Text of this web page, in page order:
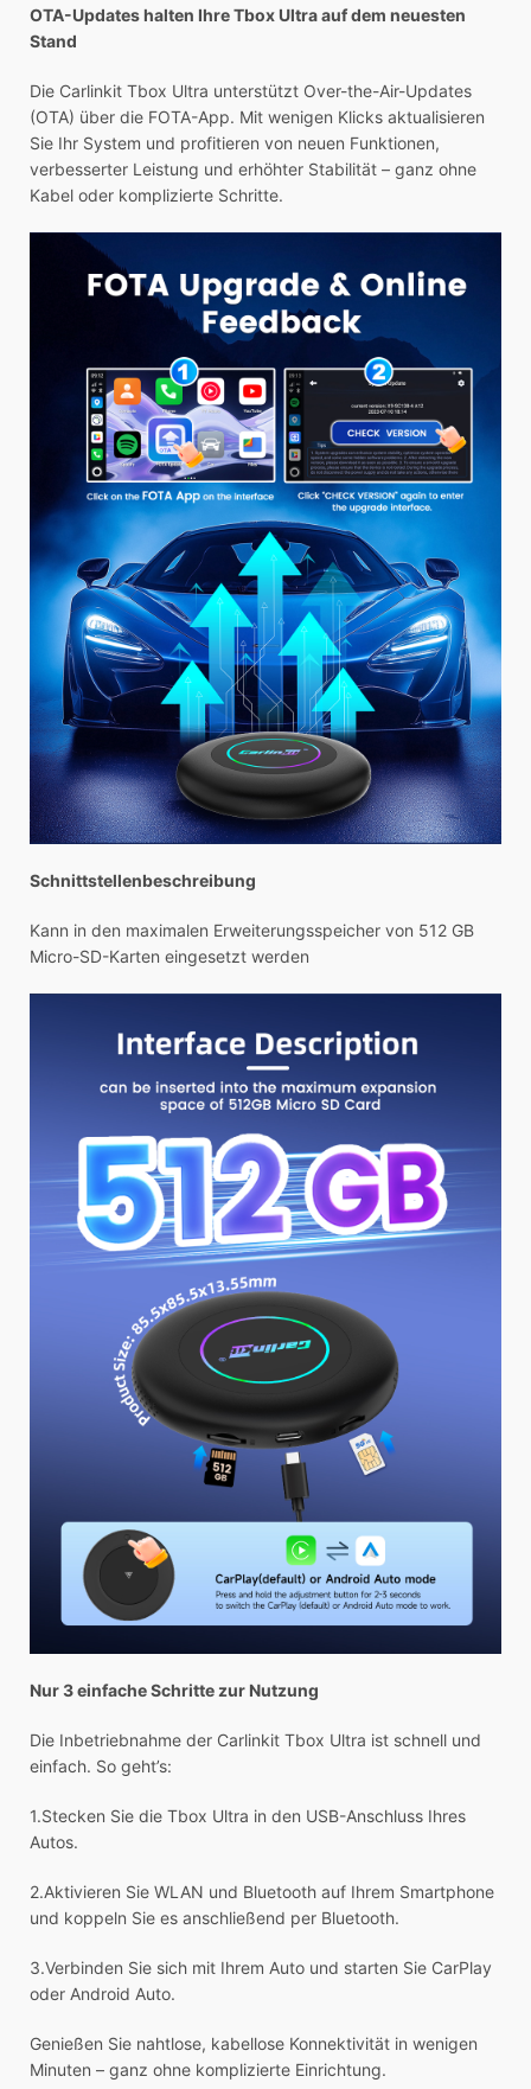
OTA-Updates halten Ihre Tbox Ultra auf dem neuesten
Stand
Die Carlinkit Tbox Ultra unterstützt Over-the-Air-Updates
(OTA) über die FOTA-App. Mit wenigen Klicks aktualisieren
Sie Ihr System und profitieren von neuen Funktionen,
verbesserter Leistung und erhöhter Stabilität – ganz ohne
Kabel oder komplizierte Schritte.
Schnittstellenbeschreibung
Kann in den maximalen Erweiterungsspeicher von 512 GB
Micro-SD-Karten eingesetzt werden
Nur 3 einfache Schritte zur Nutzung
Die Inbetriebnahme der Carlinkit Tbox Ultra ist schnell und
einfach. So geht’s:
1.Stecken Sie die Tbox Ultra in den USB-Anschluss Ihres
Autos.
2.Aktivieren Sie WLAN und Bluetooth auf Ihrem Smartphone
und koppeln Sie es anschließend per Bluetooth.
3.Verbinden Sie sich mit Ihrem Auto und starten Sie CarPlay
oder Android Auto.
Genießen Sie nahtlose, kabellose Konnektivität in wenigen
Minuten – ganz ohne komplizierte Einrichtung.